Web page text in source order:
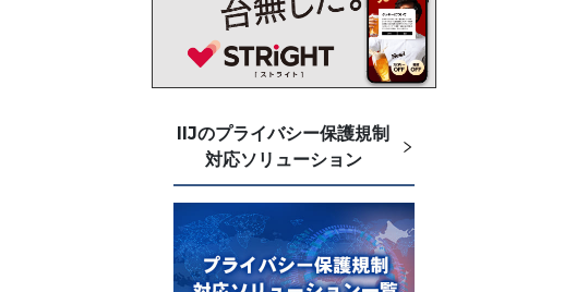
IIJのプライバシー保護規制
対応ソリューション